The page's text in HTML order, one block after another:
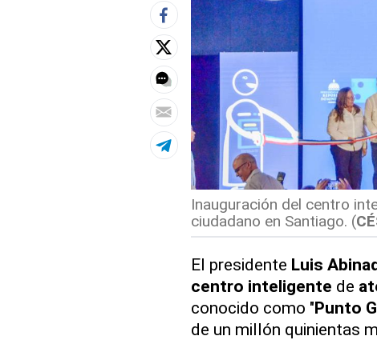
Inauguración del centro
ciudadano en Santiago. (
El presidente Luis
centro inteligente de
conocido como "Punto
de un millón quinientas